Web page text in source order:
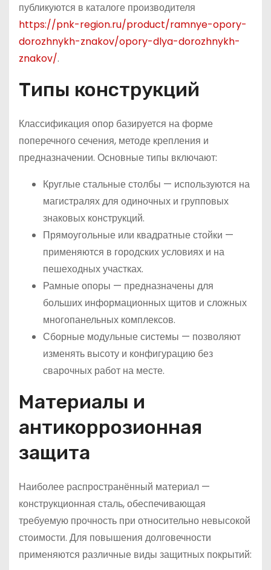
публикуются в каталоге производителя
https://pnk-region.ru/product/ramnye-opory-
dorozhnykh-znakov/opory-dlya-dorozhnykh-
znakov/.
Типы конструкций
Классификация опор базируется на форме
поперечного сечения, методе крепления и
предназначении. Основные типы включают:
Круглые стальные столбы — используются на
магистралях для одиночных и групповых
знаковых конструкций.
Прямоугольные или квадратные стойки —
применяются в городских условиях и на
пешеходных участках.
Рамные опоры — предназначены для
больших информационных щитов и сложных
многопанельных комплексов.
Сборные модульные системы — позволяют
изменять высоту и конфигурацию без
сварочных работ на месте.
Материалы и
антикоррозионная
защита
Наиболее распространённый материал —
конструкционная сталь, обеспечивающая
требуемую прочность при относительно невысокой
стоимости. Для повышения долговечности
применяются различные виды защитных покрытий: